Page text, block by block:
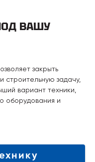
ВАШУ
закрыть
строительную задачу,
вариант техники,
оборудования и